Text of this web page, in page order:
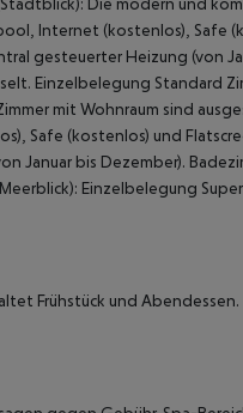
Internet (kostenlos), Safe
gesteuerter Heizung (von
Einzelbelegung Standard
mit Wohnraum sind
Safe (kostenlos) und
Januar bis Dezember).
Einzelbelegung
Frühstück und Abendessen.